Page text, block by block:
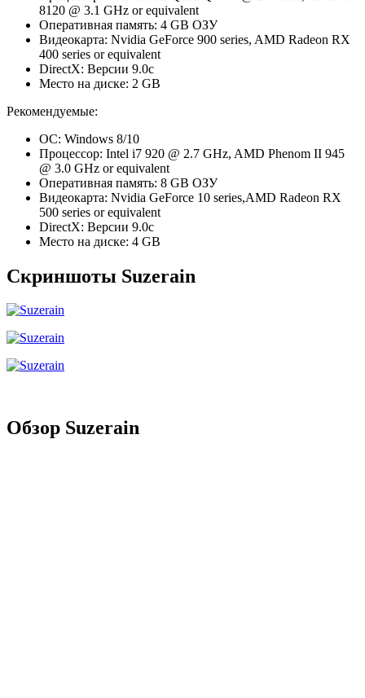
8120 @ 3.1 GHz or equivalent
Оперативная память: 4 GB ОЗУ
Видеокарта: Nvidia GeForce 900 series, AMD Radeon RX
400 series or equivalent
DirectX: Версии 9.0c
Место на диске: 2 GB
Рекомендуемые:
ОС: Windows 8/10
Процессор: Intel i7 920 @ 2.7 GHz, AMD Phenom II 945
@ 3.0 GHz or equivalent
Оперативная память: 8 GB ОЗУ
Видеокарта: Nvidia GeForce 10 series,AMD Radeon RX
500 series or equivalent
DirectX: Версии 9.0c
Место на диске: 4 GB
Скриншоты Suzerain
Обзор Suzerain